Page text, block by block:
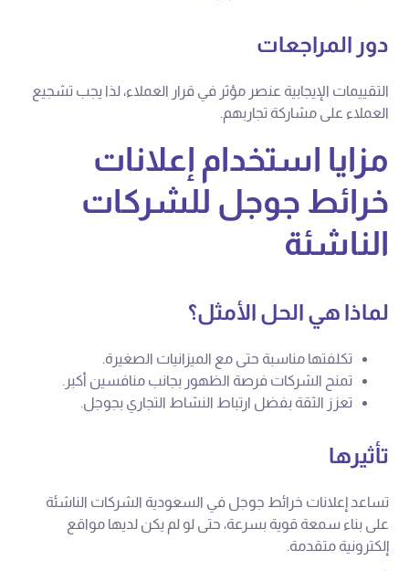
دور المراجعات
التقييمات الإيجابية عنصر مؤثر في قرار العملاء، لذا يجب تشجيع
العملاء على مشاركة تجاربهم.
مزايا استخدام إعلانات
خرائط جوجل للشركات
الناشئة
لماذا هي الحل الأمثل؟
تكلفتها مناسبة حتى مع الميزانيات الصغيرة.
تمنح الشركات فرصة الظهور بجانب منافسين أكبر.
تعزز الثقة بفضل ارتباط النشاط التجاري بجوجل.
تأثيرها
تساعد إعلانات خرائط جوجل في السعودية الشركات الناشئة
على بناء سمعة قوية بسرعة، حتى لو لم يكن لديها مواقع
إلكترونية متقدمة.